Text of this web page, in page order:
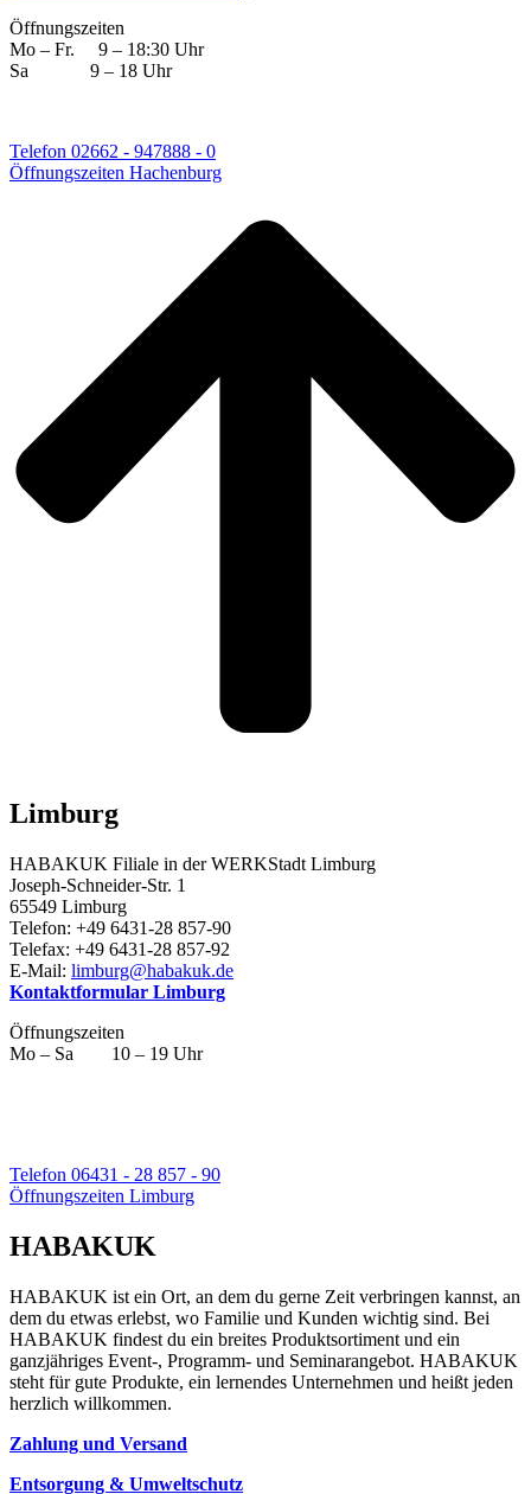
Öffnungszeiten
Mo – Fr. 9 – 18:30 Uhr
Sa 9 – 18 Uhr
Telefon 02662 - 947888 - 0
Öffnungszeiten Hachenburg
Limburg
HABAKUK Filiale in der WERKStadt Limburg
Joseph-Schneider-Str. 1
65549 Limburg
Telefon: +49 6431-28 857-90
Telefax: +49 6431-28 857-92
E-Mail: limburg@habakuk.de
Kontaktformular Limburg
Öffnungszeiten
Mo – Sa 10 – 19 Uhr
Telefon 06431 - 28 857 - 90
Öffnungszeiten Limburg
HABAKUK
HABAKUK ist ein Ort, an dem du gerne Zeit verbringen kannst, an
dem du etwas erlebst, wo Familie und Kunden wichtig sind. Bei
HABAKUK findest du ein breites Produktsortiment und ein
ganzjähriges Event-, Programm- und Seminarangebot. HABAKUK
steht für gute Produkte, ein lernendes Unternehmen und heißt jeden
herzlich willkommen.
Zahlung und Versand
Entsorgung & Umweltschutz